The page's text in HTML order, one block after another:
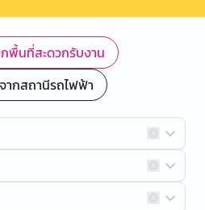
พื้นที่สะดวกรับงาน
ากสถานีรถไฟฟ้า